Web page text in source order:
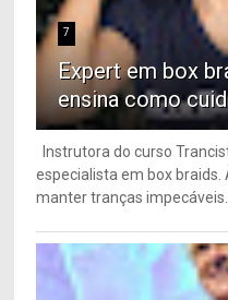
7
Expert em box
ensina como
Instrutora do curso
especialista em box braids.
manter tranças